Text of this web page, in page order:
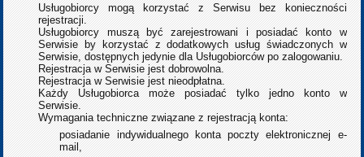
Usługobiorcy mogą korzystać z Serwisu bez konieczności
rejestracji.
Usługobiorcy muszą być zarejestrowani i posiadać konto w
Serwisie by korzystać z dodatkowych usług świadczonych w
Serwisie, dostępnych jedynie dla Usługobiorców po zalogowaniu.
Rejestracja w Serwisie jest dobrowolna.
Rejestracja w Serwisie jest nieodpłatna.
Każdy Usługobiorca może posiadać tylko jedno konto w
Serwisie.
Wymagania techniczne związane z rejestracją konta:
posiadanie indywidualnego konta poczty elektronicznej e-
mail,